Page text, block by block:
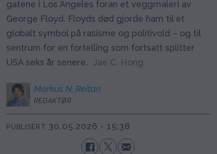
gatene i Los Angeles foran et veggmaleri av
George Floyd. Floyds død gjorde ham til et
globalt symbol på rasisme og politivold – og til
sentrum for en fortelling som fortsatt splitter
USA seks år senere.
Jae C. Hong
Markus N. Reitan
REDAKTØR
PUBLISERT 30.05.2026 - 15:38